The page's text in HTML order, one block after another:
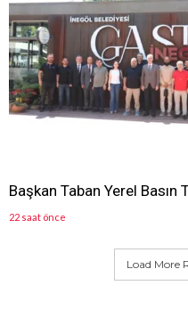
Başkan Taban Yerel
22 saat önce
Load More